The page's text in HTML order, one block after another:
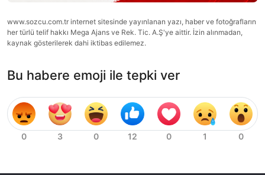
www.sozcu.com.tr internet sitesinde yayınlanan yazı, haber ve fotoğrafların
her türlü telif hakkı Mega Ajans ve Rek. Tic. A.Ş'ye aittir. İzin alınmadan,
kaynak gösterilerek dahi iktibas edilemez.
Bu habere emoji ile tepki ver